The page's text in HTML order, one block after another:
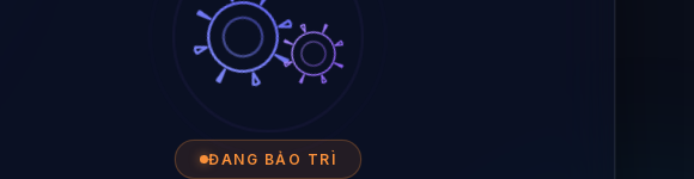
ĐANG BẢO TRÌ